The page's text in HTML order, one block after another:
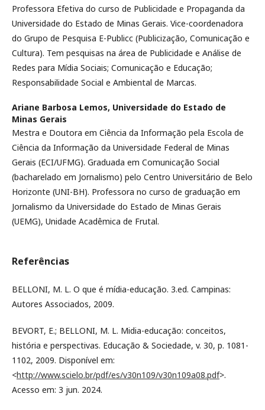
Professora Efetiva do curso de Publicidade e Propaganda da
Universidade do Estado de Minas Gerais. Vice-coordenadora
do Grupo de Pesquisa E-Publicc (Publicização, Comunicação e
Cultura). Tem pesquisas na área de Publicidade e Análise de
Redes para Mídia Sociais; Comunicação e Educação;
Responsabilidade Social e Ambiental de Marcas.
Ariane Barbosa Lemos, Universidade do Estado de
Minas Gerais
Mestra e Doutora em Ciência da Informação pela Escola de
Ciência da Informação da Universidade Federal de Minas
Gerais (ECI/UFMG). Graduada em Comunicação Social
(bacharelado em Jornalismo) pelo Centro Universitário de Belo
Horizonte (UNI-BH). Professora no curso de graduação em
Jornalismo da Universidade do Estado de Minas Gerais
(UEMG), Unidade Acadêmica de Frutal.
Referências
BELLONI, M. L. O que é mídia-educação. 3.ed. Campinas:
Autores Associados, 2009.
BEVORT, E.; BELLONI, M. L. Midia-educação: conceitos,
história e perspectivas. Educação & Sociedade, v. 30, p. 1081-
1102, 2009. Disponível em:
<http://www.scielo.br/pdf/es/v30n109/v30n109a08.pdf>.
Acesso em: 3 jun. 2024.